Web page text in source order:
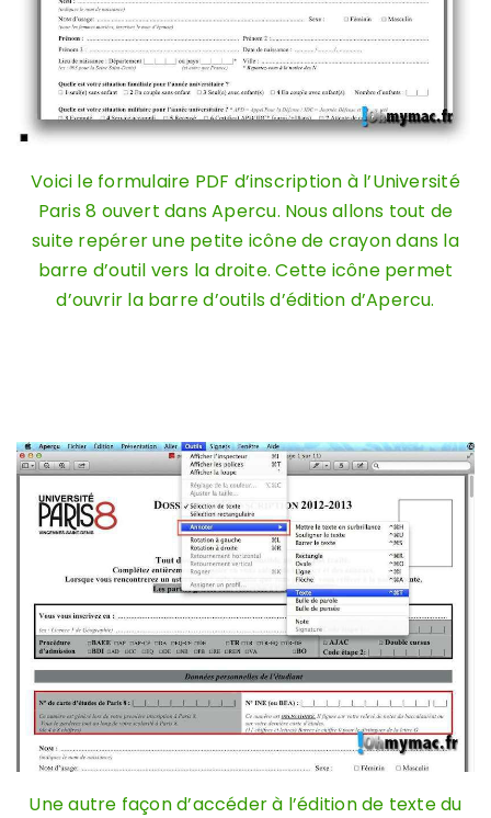
Voici le formulaire PDF d’inscription à l’Université
Paris 8 ouvert dans Apercu. Nous allons tout de
suite repérer une petite icône de crayon dans la
barre d’outil vers la droite. Cette icône permet
d’ouvrir la barre d’outils d’édition d’Apercu.
Une autre façon d’accéder à l’édition de texte du